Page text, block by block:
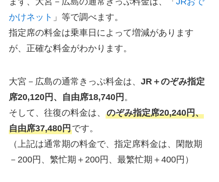
かけネット 」等で調べます。
指定席の料金は乗車日によって増減があります
が、正確な料金がわかります。
大宮－広島の通常きっぷ料金は、 JR＋のぞみ指定
席20,120円、自由席18,740円 。
そして、往復の料金は、 のぞみ指定席20,240円、
自由席37,480円です。
（上記は通常期の料金で、指定席料金は、閑散期
－200円、繁忙期＋200円、最繁忙期＋400円）